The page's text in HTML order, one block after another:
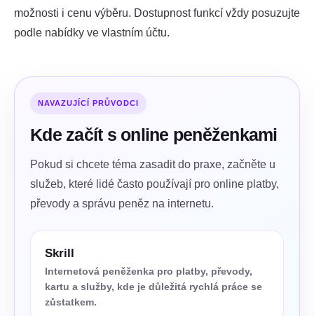
možnosti i cenu výběru. Dostupnost funkcí vždy posuzujte
podle nabídky ve vlastním účtu.
NAVAZUJÍCÍ PRŮVODCI
Kde začít s online peněženkami
Pokud si chcete téma zasadit do praxe, začněte u
služeb, které lidé často používají pro online platby,
převody a správu peněz na internetu.
Skrill
Internetová peněženka pro platby, převody,
kartu a služby, kde je důležitá rychlá práce se
zůstatkem.